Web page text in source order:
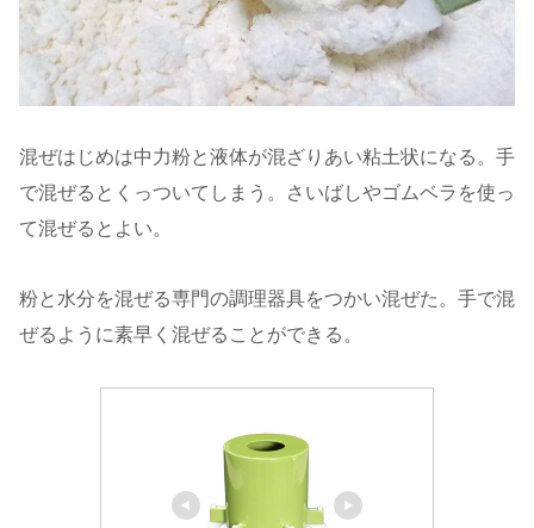
混ぜはじめは中力粉と液体が混ざりあい粘土状になる。手
で混ぜるとくっついてしまう。さいばしやゴムベラを使っ
て混ぜるとよい。
粉と水分を混ぜる専門の調理器具をつかい混ぜた。手で混
ぜるように素早く混ぜることができる。